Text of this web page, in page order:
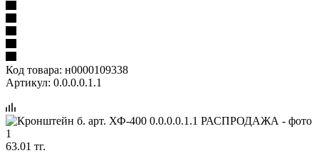
Код товара: н0000109338
Артикул: 0.0.0.0.1.1
63.01 тг.